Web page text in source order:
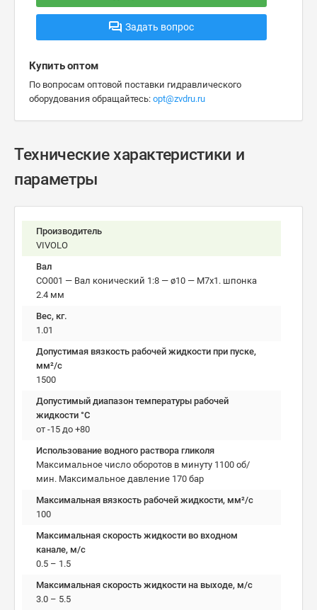
Задать вопрос
Купить оптом
По вопросам оптовой поставки гидравлического
оборудования обращайтесь: opt@zvdru.ru
Технические характеристики и
параметры
Производитель
VIVOLO
Вал
CO001 — Вал конический 1:8 — ø10 — М7x1. шпонка
2.4 мм
Вес, кг.
1.01
Допустимая вязкость рабочей жидкости при пуске,
мм²/c
1500
Допустимый диапазон температуры рабочей
жидкости °C
от -15 до +80
Использование водного раствора гликоля
Максимальное число оборотов в минуту 1100 об/
мин. Максимальное давление 170 бар
Максимальная вязкость рабочей жидкости, мм²/c
100
Максимальная скорость жидкости во входном
канале, м/с
0.5 – 1.5
Максимальная скорость жидкости на выходе, м/с
3.0 – 5.5